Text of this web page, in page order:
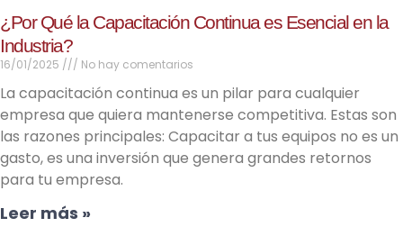
¿Por Qué la Capacitación Continua es Esencial en la
Industria?
16/01/2025 No hay comentarios
La capacitación continua es un pilar para cualquier
empresa que quiera mantenerse competitiva. Estas son
las razones principales: Capacitar a tus equipos no es un
gasto, es una inversión que genera grandes retornos
para tu empresa.
Leer más »